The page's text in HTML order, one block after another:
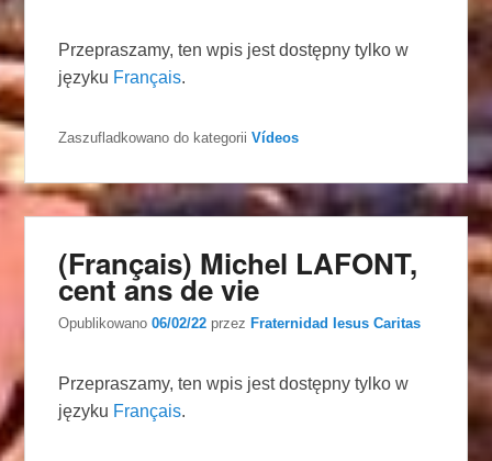
Przepraszamy, ten wpis jest dostępny tylko w
języku Français.
Zaszufladkowano do kategorii Vídeos
(Français) Michel LAFONT,
cent ans de vie
Opublikowano06/02/22 przez Fraternidad Iesus Caritas
Przepraszamy, ten wpis jest dostępny tylko w
języku Français.